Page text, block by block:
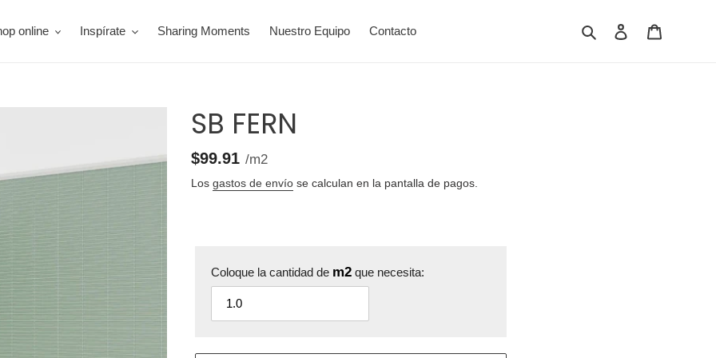
online Inspírate Sharing Moments Nuestro Equipo Contacto Buscar Ingresar
SB FERN
Precio
unitario
$99.91 /por
m2
Los gastos de envío se calculan en la pantalla de pagos.
Coloque la cantidad de m2 que necesita: